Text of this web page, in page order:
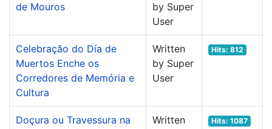
de Mouros
by Super
User
Celebração do Día de
Muertos Enche os
Corredores de Memória e
Cultura
Written
by Super
User
Hits: 812
Doçura ou Travessura na
Written
Hits: 1087